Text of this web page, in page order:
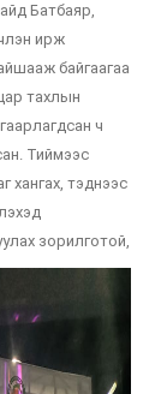
Батбаяр,
ирж
байгаагаа
тахлын
ч
Тиймээс
хангах, тэднээс
зорилготой,